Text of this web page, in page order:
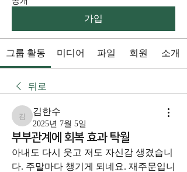
가입
그룹 활동 미디어 파일 회원 소개
뒤로
김한수
김한수
2025년 7월 5일
부부관계에 회복 효과 탁월
아내도 다시 웃고 저도 자신감 생겼습니
다. 주말마다 챙기게 되네요. 재주문입니